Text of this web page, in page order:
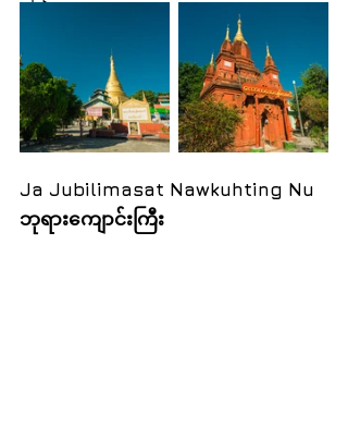
Ja Jubilimasat Nawkuhting Nu
ဘုရားကျောင်းကြီး